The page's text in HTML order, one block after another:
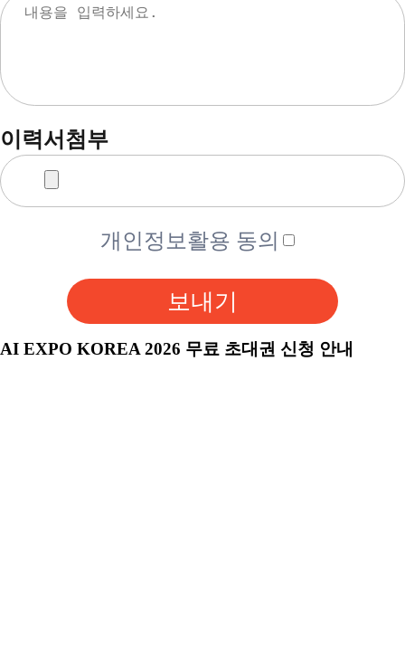
이력서첨부
개인정보활용 동의
보내기
AI EXPO KOREA 2026 무료 초대권 신청 안내